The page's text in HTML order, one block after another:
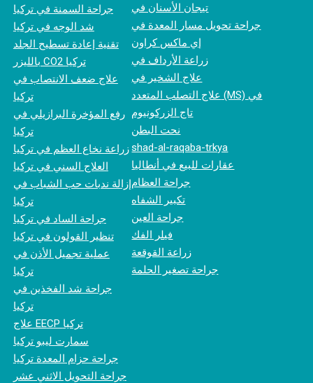
جراحة السمنة في تركيا
شد الوجه في تركيا
تقنية إعادة تسطيح الجلد
بالليزر CO2 تركيا
علاج ضعف الانتصاب في
تركيا
رفع المؤخرة البرازيلي في
تركيا
زراعة نخاع العظم في تركيا
العلاج السني في تركيا
إزالة ندبات حب الشباب في
تركيا
جراحة الساد في تركيا
تنظير القولون في تركيا
عملية تجميل الأذن في
تركيا
جراحة شد الفخذين في
تركيا
علاج EECP تركيا
سمارت ليبو تركيا
جراحة حزام المعدة تركيا
جراحة التحويل الاثني عشر
تيجان الأسنان في
جراحة تحويل مسار المعدة في
إي ماكس كراون
زراعة الأرداف في
علاج الشخير في
علاج التصلب المتعدد (MS) في
تاج الزركونيوم
نحت البطن
shad-al-raqaba-trkya
عقارات للبيع في أنطاليا
جراحة العظام
تكبير الشفاه
جراحة العين
فيلر الفك
زراعة القوقعة
جراحة تصغير الحلمة